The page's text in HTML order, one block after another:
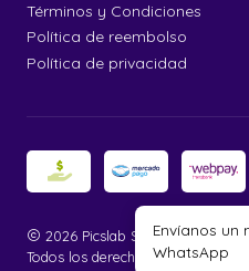
Términos y Condiciones
Política de reembolso
Política de privacidad
2026 Picslab Store.
Todos los derechos reservados.
Envíanos un
WhatsApp